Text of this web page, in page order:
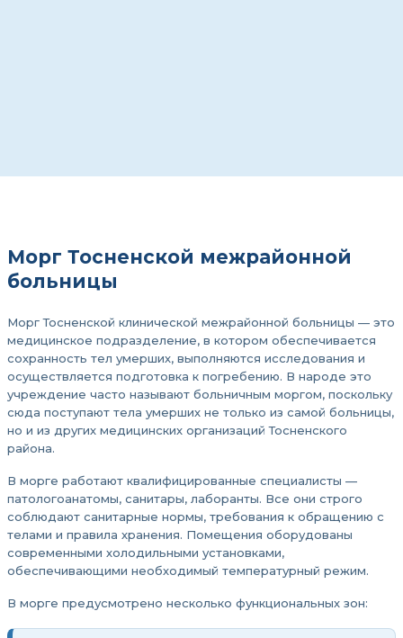
Морг Тосненской межрайонной
больницы
Морг Тосненской клинической межрайонной больницы — это
медицинское подразделение, в котором обеспечивается
сохранность тел умерших, выполняются исследования и
осуществляется подготовка к погребению. В народе это
учреждение часто называют больничным моргом, поскольку
сюда поступают тела умерших не только из самой больницы,
но и из других медицинских организаций Тосненского
района.
В морге работают квалифицированные специалисты —
патологоанатомы, санитары, лаборанты. Все они строго
соблюдают санитарные нормы, требования к обращению с
телами и правила хранения. Помещения оборудованы
современными холодильными установками,
обеспечивающими необходимый температурный режим.
В морге предусмотрено несколько функциональных зон: